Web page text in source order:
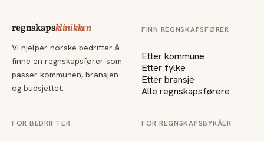
regnskapsklinikken
Vi hjelper norske bedrifter å
finne en regnskapsfører som
passer kommunen, bransjen
og budsjettet.
FINN REGNSKAPSFØRER
Etter kommune
Etter fylke
Etter bransje
Alle regnskapsførere
FOR BEDRIFTER FOR REGNSKAPSBYRÅER